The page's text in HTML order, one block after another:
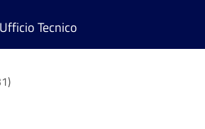
Ufficio Tecnico